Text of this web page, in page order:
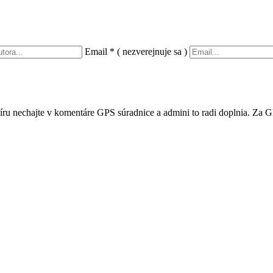
Email * ( nezverejnuje sa )
nechajte v komentáre GPS súradnice a admini to radi doplnia. Za